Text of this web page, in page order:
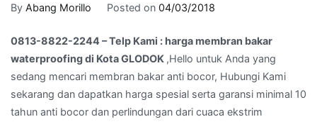
0813-
2244
–
Telp
Kami
:
By Abang Morillo Posted on 04/03/2018
0813-8822-2244 – Telp Kami : harga membran bakar
waterproofing di Kota GLODOK ,Hello untuk Anda yang
sedang mencari membran bakar anti bocor, Hubungi Kami
sekarang dan dapatkan harga spesial serta garansi minimal 10
tahun anti bocor dan perlindungan dari cuaca ekstrim